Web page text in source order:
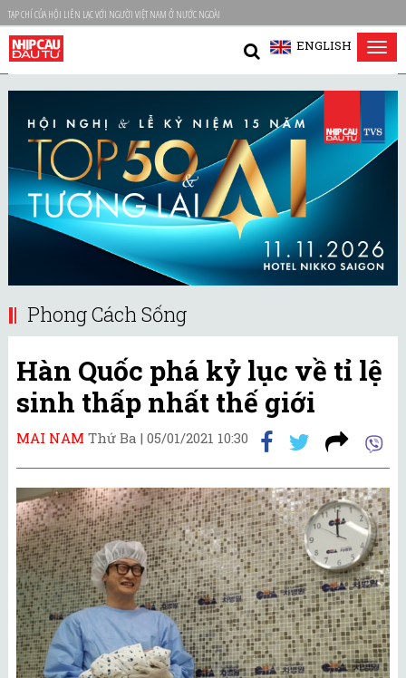
TẠP CHÍ CỦA HỘI LIÊN LẠC VỚI NGƯỜI VIỆT NAM Ở NƯỚC NGOÀI
ENGLISH
Phong Cách Sống
Hàn Quốc phá kỷ lục về tỉ lệ
sinh thấp nhất thế giới
MAI NAM Thứ Ba | 05/01/2021 10:30